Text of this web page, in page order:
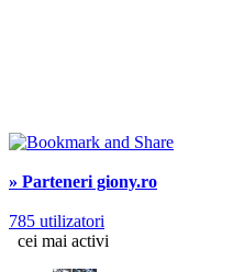
» Parteneri giony.ro
785 utilizatori
cei mai activi